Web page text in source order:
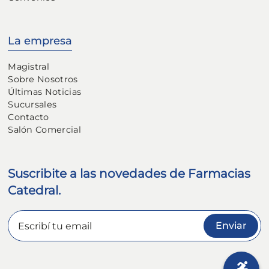
La empresa
Magistral
Sobre Nosotros
Últimas Noticias
Sucursales
Contacto
Salón Comercial
Suscribite a las novedades de Farmacias
Catedral.
Enviar